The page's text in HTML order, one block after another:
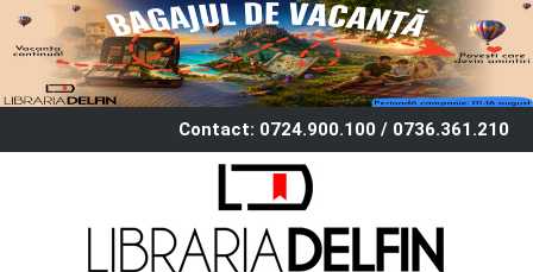
Contact: 0724.900.100 / 0736.361.210